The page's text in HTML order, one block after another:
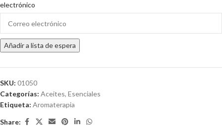
electrónico
your
email
address
the
waitlist
for
product
Añadir a lista de espera
SKU: 01050
Categorías: Aceites, Esenciales
Etiqueta: Aromaterapia
Share: